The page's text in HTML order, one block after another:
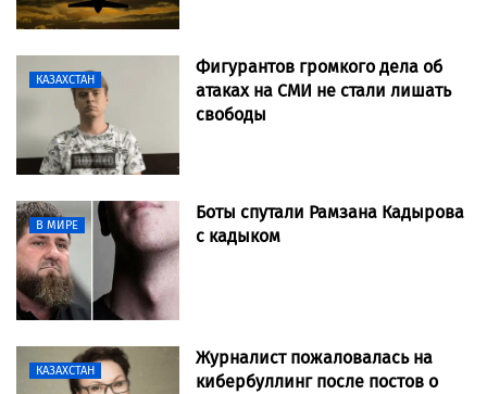
КАЗАХСТАН
Фигурантов громкого дела об
атаках на СМИ не стали лишать
свободы
В МИРЕ
Боты спутали Рамзана Кадырова
с кадыком
КАЗАХСТАН
Журналист пожаловалась на
кибербуллинг после постов о